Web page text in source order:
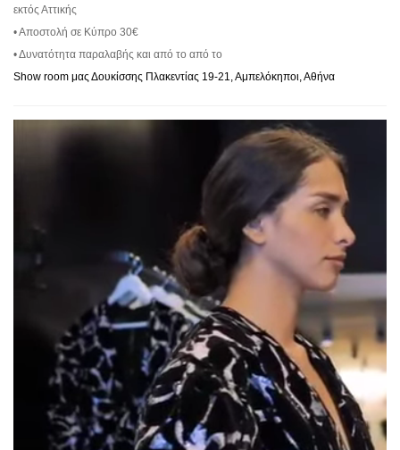
εκτός Αττικής
• Αποστολή σε Κύπρο 30€
• Δυνατότητα παραλαβής και από το από το
Show room μας Δουκίσσης Πλακεντίας 19-21, Αμπελόκηποι, Αθήνα